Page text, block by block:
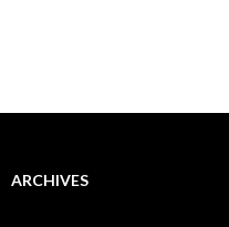
ARCHIVES